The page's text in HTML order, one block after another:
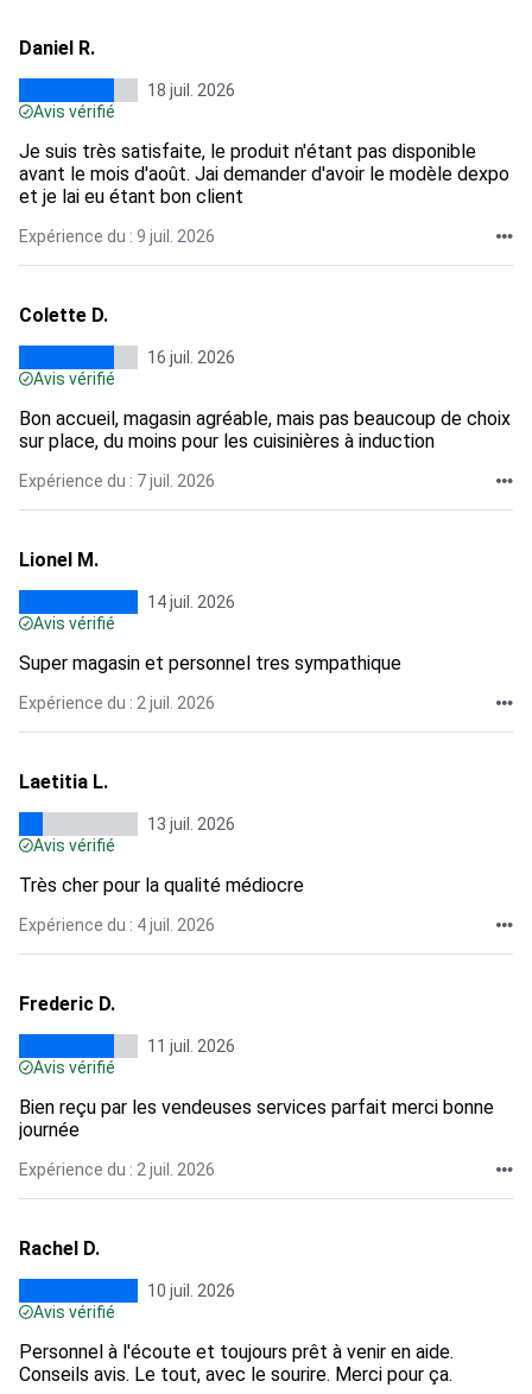
Daniel R.
18 juil. 2026
Avis vérifié
Je suis très satisfaite, le produit n'étant pas disponible
avant le mois d'août. Jai demander d'avoir le modèle dexpo
et je lai eu étant bon client
Expérience du : 9 juil. 2026
Colette D.
16 juil. 2026
Avis vérifié
Bon accueil, magasin agréable, mais pas beaucoup de choix
sur place, du moins pour les cuisinières à induction
Expérience du : 7 juil. 2026
Lionel M.
14 juil. 2026
Avis vérifié
Super magasin et personnel tres sympathique
Expérience du : 2 juil. 2026
Laetitia L.
13 juil. 2026
Avis vérifié
Très cher pour la qualité médiocre
Expérience du : 4 juil. 2026
Frederic D.
11 juil. 2026
Avis vérifié
Bien reçu par les vendeuses services parfait merci bonne
journée
Expérience du : 2 juil. 2026
Rachel D.
10 juil. 2026
Avis vérifié
Personnel à l'écoute et toujours prêt à venir en aide.
Conseils avis. Le tout, avec le sourire. Merci pour ça.